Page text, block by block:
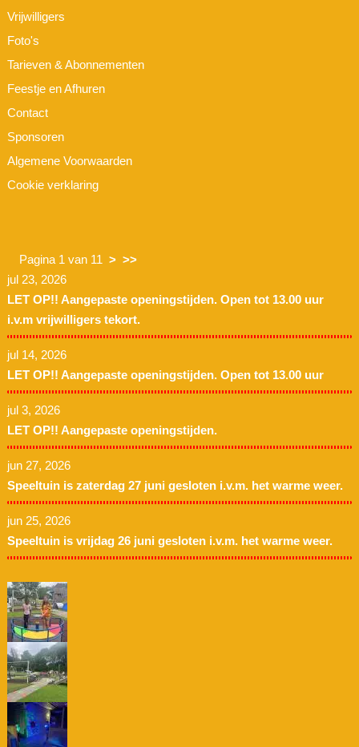
Vrijwilligers
Foto's
Tarieven & Abonnementen
Feestje en Afhuren
Contact
Sponsoren
Algemene Voorwaarden
Cookie verklaring
Pagina 1 van 11 > >>
jul 23, 2026
LET OP!! Aangepaste openingstijden. Open tot 13.00 uur
i.v.m vrijwilligers tekort.
jul 14, 2026
LET OP!! Aangepaste openingstijden. Open tot 13.00 uur
jul 3, 2026
LET OP!! Aangepaste openingstijden.
jun 27, 2026
Speeltuin is zaterdag 27 juni gesloten i.v.m. het warme weer.
jun 25, 2026
Speeltuin is vrijdag 26 juni gesloten i.v.m. het warme weer.